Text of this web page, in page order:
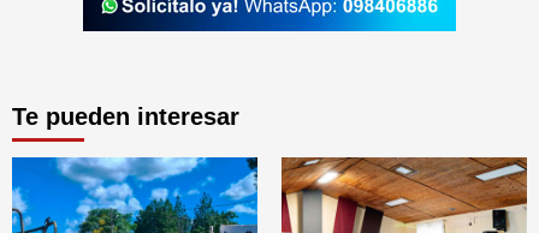
Te pueden interesar